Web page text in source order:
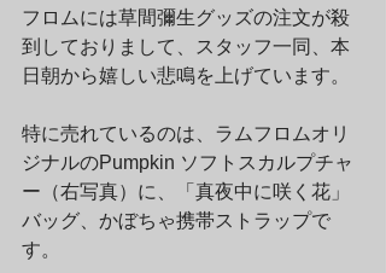
フロムには草間彌生グッズの注文が殺
到しておりまして、スタッフ一同、本
日朝から嬉しい悲鳴を上げています。
特に売れているのは、ラムフロムオリ
ジナルのPumpkin ソフトスカルプチャ
ー（右写真）に、「真夜中に咲く花」
バッグ、かぼちゃ携帯ストラップで
す。